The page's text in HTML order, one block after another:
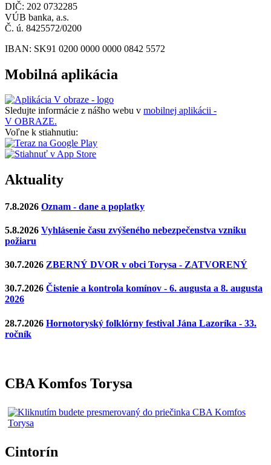
DIČ: 202 0732285
VÚB banka, a.s.
Č. ú. 8425572/0200
IBAN: SK91 0200 0000 0000 0842 5572
Mobilná aplikácia
Sledujte informácie z nášho webu v mobilnej aplikácii -
V OBRAZE.
Voľne k stiahnutiu:
Aktuality
7.8.2026 Oznam - dane a poplatky
5.8.2026 Vyhlásenie času zvýšeného nebezpečenstva vzniku
požiaru
30.7.2026 ZBERNÝ DVOR v obci Torysa - ZATVORENÝ
30.7.2026 Čistenie a kontrola komínov - 6. augusta a 8. augusta
2026
28.7.2026 Hornotoryský folklórny festival Jána Lazoríka - 33.
ročník
CBA Komfos Torysa
Cintorín